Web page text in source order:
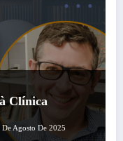
à Clínica
De Agosto De 2025